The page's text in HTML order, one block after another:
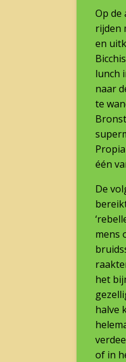
Op de
rijden
en
lunch
naar
te
één
De
mens
het
halve
of in